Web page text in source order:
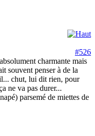
#526
charmante mais
souvent penser à de la
chut, lui dit rien, pour
ne va pas durer...
parsemé de miettes de